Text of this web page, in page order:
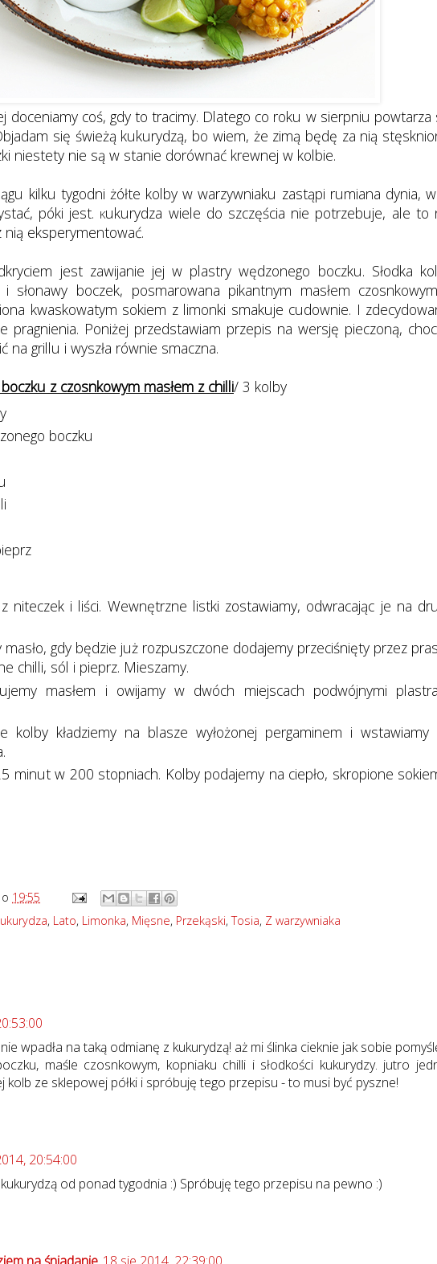
doceniamy coś, gdy to tracimy. Dlatego co roku w sierpniu powtarza
się świeżą kukurydzą, bo wiem, że zimą będę za nią
niestety nie są w stanie dorównać krewnej w kolbie.
kilku tygodni żółte kolby w warzywniaku zastąpi rumiana dynia,
póki jest. Kukurydza wiele do szczęścia nie potrzebuje, ale to
nią eksperymentować.
jest zawijanie jej w plastry wędzonego boczku. Słodka
słonawy boczek, posmarowana pikantnym masłem
kwaskowatym sokiem z limonki smakuje cudownie. I
pragnienia. Poniżej przedstawiam przepis na wersję pieczoną,
na grillu i wyszła równie smaczna.
z czosnkowym masłem z chilli/ 3 kolby
boczku
niteczek i liści. Wewnętrzne listki zostawiamy, odwracając je na
gdy będzie już rozpuszczone dodajemy przeciśnięty przez
chilli, sól i pieprz. Mieszamy.
masłem i owijamy w dwóch miejscach podwójnymi
kolby kładziemy na blasze wyłożonej pergaminem i wstawiamy
minut w 200 stopniach. Kolby podajemy na ciepło, skropione
o 19:55
, Lato, Limonka, Mięsne, Przekąski,Tosia, Z warzywniaka
wpadła na taką odmianę z kukurydzą! aż mi ślinka cieknie jak sobie
maśle czosnkowym, kopniaku chilli i słodkości kukurydzy. jutro
kolb ze sklepowej półki i spróbuję tego przepisu - to musi być pyszne!
20:54:00
od ponad tygodnia :) Spróbuję tego przepisu na pewno :)